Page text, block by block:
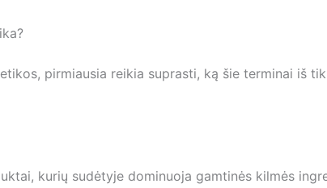
pirmiausia reikia suprasti, ką šie terminai iš
kurių sudėtyje dominuoja gamtinės kilmės